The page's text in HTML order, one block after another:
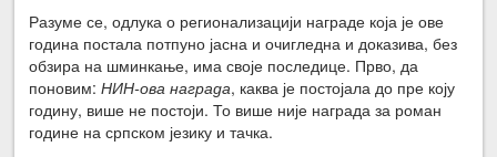
Разуме се, одлука о регионализацији награде која је ове
година постала потпуно јасна и очигледна и доказива, без
обзира на шминкање, има своје последице. Прво, да
поновим:НИН-ова награда, каква је постојала до пре коју
годину, више не постоји. То више није награда за роман
године на српском језику и тачка.